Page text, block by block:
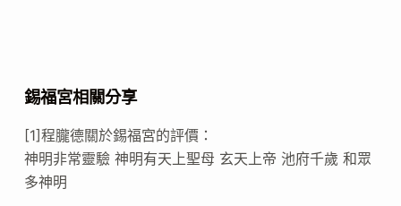
錫福宮相關分享
[1]程朧德關於錫福宮的評價：
神明非常靈驗 神明有天上聖母 玄天上帝 池府千歲 和眾
多神明